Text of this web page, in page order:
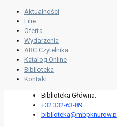
Aktualności
Filie
Oferta
Wydarzenia
ABC Czytelnika
Katalog Online
Biblioteka
Kontakt
Biblioteka Główna:
+32 332-63-89
biblioteka@mbpknurow.pl